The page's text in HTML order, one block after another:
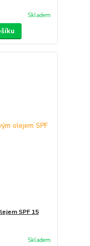
Skladem
SPF 15
Skladem